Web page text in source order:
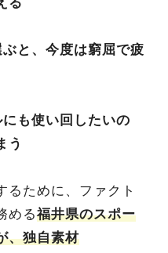
と、今度は窮屈で疲
も使い回したいの
う
るために、ファクト
める福井県のスポー
、独自素材